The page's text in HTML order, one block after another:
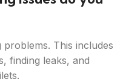
This includes
finding leaks, and